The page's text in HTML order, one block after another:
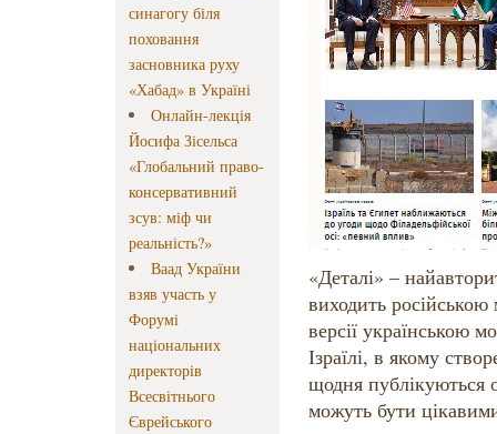
синагогу біля
поховання
засновника руху
«Хабад» в Україні
Онлайн-лекція
Йосифа Зісельса
«Глобальний право-
консервативний
зсув: міф чи
реальність?»
Ваад України
взяв участь у
Форумі
національних
директорів
Всесвітнього
Єврейського
«Деталі» –
виходить
версії українською
Ізраїлі, в якому
щодня публікуються
можуть бути